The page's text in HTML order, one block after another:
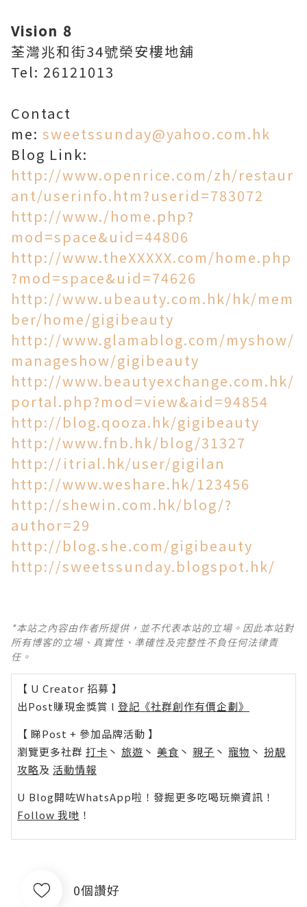
Vision 8
荃灣兆和街34號榮安樓地舖
Tel: 26121013
Contact
me: sweetssunday@yahoo.com.hk
Blog Link:
http://www.openrice.com/zh/restaur
ant/userinfo.htm?userid=783072
http://www./home.php?
mod=space&uid=44806
http://www.theXXXXX.com/home.php
?mod=space&uid=74626
http://www.ubeauty.com.hk/hk/mem
ber/home/gigibeauty
http://www.glamablog.com/myshow/
manageshow/gigibeauty
http://www.beautyexchange.com.hk/
portal.php?mod=view&aid=94854
http://blog.qooza.hk/gigibeauty
http://www.fnb.hk/blog/31327
http://itrial.hk/user/gigilan
http://www.weshare.hk/123456
http://shewin.com.hk/blog/?
author=29
http://blog.she.com/gigibeauty
http://sweetssunday.blogspot.hk/
*本站之內容由作者所提供，並不代表本站的立場。因此本站對
所有博客的立場、真實性、準確性及完整性不負任何法律責
任。
【 U Creator 招募 】
出Post賺現金獎賞 l 登記《社群創作有價企劃》
【 睇Post + 參加品牌活動 】
瀏覽更多社群 打卡 丶 旅遊 丶 美食 丶 親子 丶 寵物 丶 扮靚
攻略及 活動情報
U Blog開咗WhatsApp啦！發掘更多吃喝玩樂資訊！
Follow 我哋 ！
0個讚好